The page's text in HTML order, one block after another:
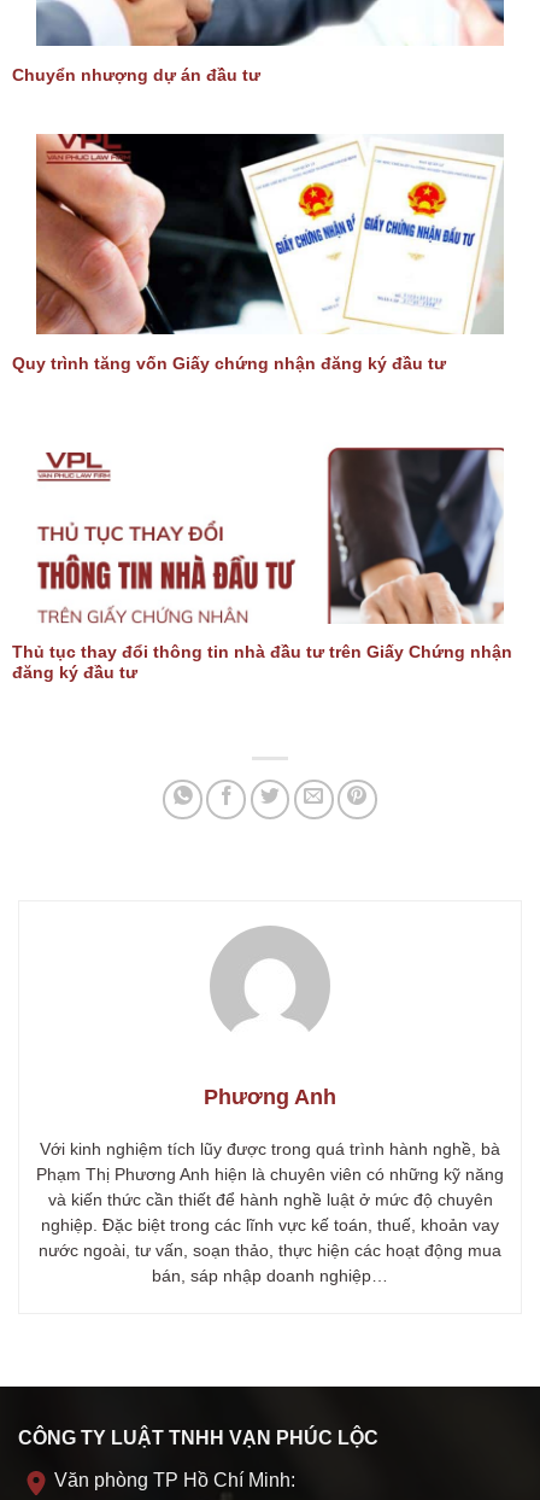
Chuyển nhượng dự án đầu tư
Quy trình tăng vốn Giấy chứng nhận đăng ký đầu tư
Thủ tục thay đổi thông tin nhà đầu tư trên Giấy Chứng nhận
đăng ký đầu tư
Phương Anh
Với kinh nghiệm tích lũy được trong quá trình hành nghề, bà
Phạm Thị Phương Anh hiện là chuyên viên có những kỹ năng
và kiến thức cần thiết để hành nghề luật ở mức độ chuyên
nghiệp. Đặc biệt trong các lĩnh vực kế toán, thuế, khoản vay
nước ngoài, tư vấn, soạn thảo, thực hiện các hoạt động mua
bán, sáp nhập doanh nghiệp…
CÔNG TY LUẬT TNHH VẠN PHÚC LỘC
Văn phòng TP Hồ Chí Minh: